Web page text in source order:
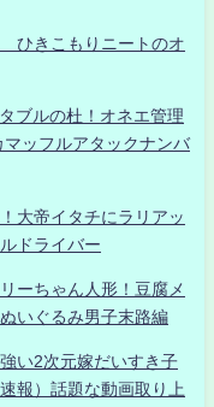
ひきこもりニートのオ
ブルの杜！オネエ管理
ッフルアタックナンバ
大帝イタチにラリアッ
ドライバー
ーちゃん人形！豆腐メ
いぐるみ男子末路編
い2次元嫁だいすき子
報）話題な動画取り上